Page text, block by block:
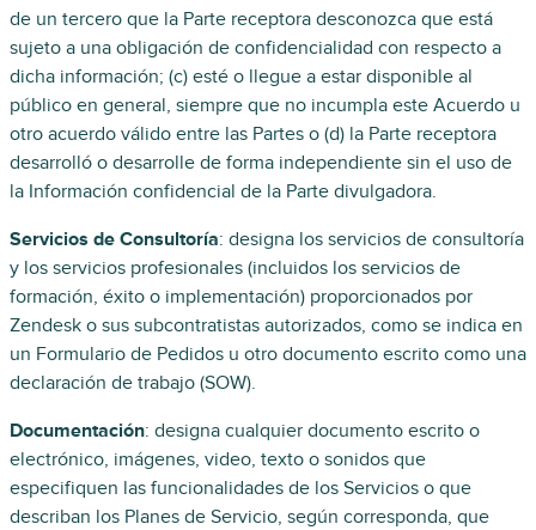
de un tercero que la Parte receptora desconozca que está
sujeto a una obligación de confidencialidad con respecto a
dicha información; (c) esté o llegue a estar disponible al
público en general, siempre que no incumpla este Acuerdo u
otro acuerdo válido entre las Partes o (d) la Parte receptora
desarrolló o desarrolle de forma independiente sin el uso de
la Información confidencial de la Parte divulgadora.
Servicios de Consultoría: designa los servicios de consultoría
y los servicios profesionales (incluidos los servicios de
formación, éxito o implementación) proporcionados por
Zendesk o sus subcontratistas autorizados, como se indica en
un Formulario de Pedidos u otro documento escrito como una
declaración de trabajo (SOW).
Documentación: designa cualquier documento escrito o
electrónico, imágenes, video, texto o sonidos que
especifiquen las funcionalidades de los Servicios o que
describan los Planes de Servicio, según corresponda, que